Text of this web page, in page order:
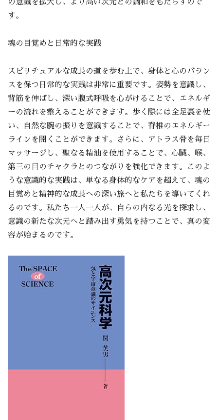
の意識を拡大し、より高い次元との調和をもたらすので
す。
魂の目覚めと日常的な実践
スピリチュアルな成長の道を歩む上で、身体と心のバラン
スを保つ日常的な実践は非常に重要です。姿勢を意識し、
背筋を伸ばし、深い腹式呼吸を心がけることで、エネルギ
ーの流れを整えることができます。歩く際には全足裏を使
い、自然な腕の振りを意識することで、脊椎のエネルギー
ラインを開くことができます。さらに、アトラス骨を毎日
マッサージし、聖なる精油を使用することで、心臓、喉、
第三の目のチャクラとのつながりを強化できます。このよ
うな意識的な実践は、単なる身体的なケアを超えて、魂の
目覚めと精神的な成長への深い旅へと私たちを導いてくれ
るのです。私たち一人一人が、自らの内なる光を探求し、
意識の新たな次元へと踏み出す勇気を持つことで、真の変
容が始まるのです。